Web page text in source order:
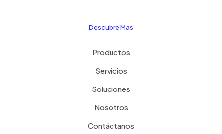
Descubre Mas
Productos
Servicios
Soluciones
Nosotros
Contáctanos